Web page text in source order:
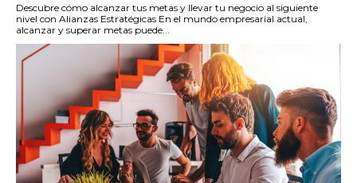
Descubre cómo alcanzar tus metas y llevar tu negocio al siguiente
nivel con Alianzas Estratégicas En el mundo empresarial actual,
alcanzar y superar metas puede...